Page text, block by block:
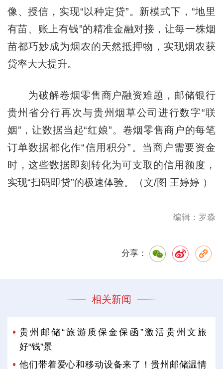
像、授信，实现“以种定贷”。新模式下，“地里
有苗、账上有钱”的精准金融对接，让每一株烟
苗都巧妙成为烟农的天然抵押物，实现烟农获
贷率大大提升。
为破解卷烟零售商户融资难题，邮储银行
贵州省分行再次与贵州烟草公司进行数字“联
姻”，让数据当起“红娘”。卷烟零售商户的每笔
订单数据都化作“信用积分”。当商户需要资金
时，这些数据即刻转化为可支取的信用额度，
实现“扫码即贷”的极速体验。（文/图 王婷婷 ）
编辑：罗淼
分享：
相关新闻
贵州邮储“旅游质保金保函”激活贵州文旅
好“钱”景
他们带着爱心和移动设备来了！贵州邮储温情